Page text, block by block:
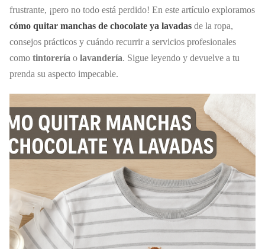
frustrante, ¡pero no todo está perdido! En este artículo exploramos
cómo quitar manchas de chocolate ya lavadas de la ropa,
consejos prácticos y cuándo recurrir a servicios profesionales
como tintorería o lavandería. Sigue leyendo y devuelve a tu
prenda su aspecto impecable.